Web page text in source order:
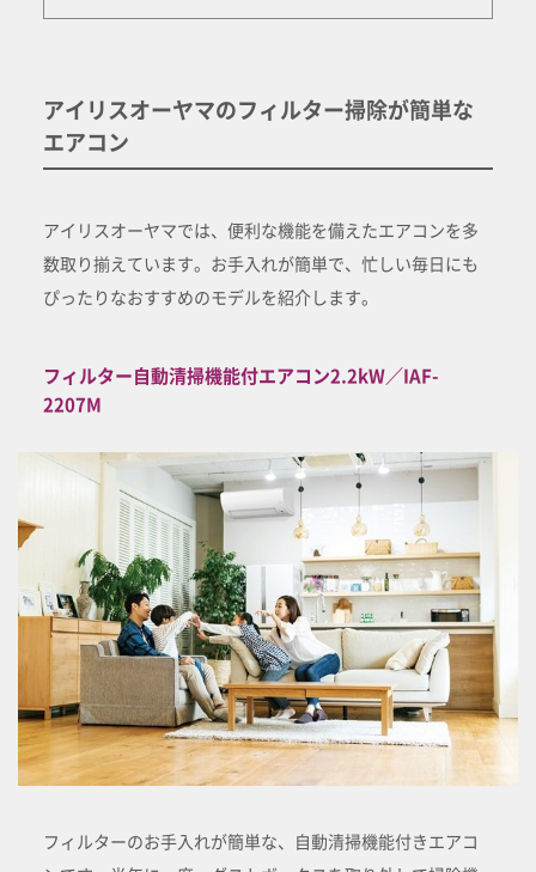
アイリスオーヤマのフィルター掃除が簡単な
エアコン
アイリスオーヤマでは、便利な機能を備えたエアコンを多
数取り揃えています。お手入れが簡単で、忙しい毎日にも
ぴったりなおすすめのモデルを紹介します。
フィルター自動清掃機能付エアコン2.2kW／IAF-
2207M
フィルターのお手入れが簡単な、自動清掃機能付きエアコ